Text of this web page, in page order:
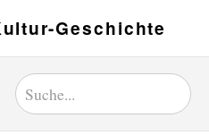
Geschichte